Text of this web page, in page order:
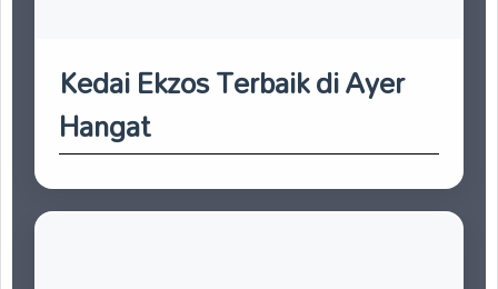
Kedai Ekzos Terbaik di Ayer
Hangat